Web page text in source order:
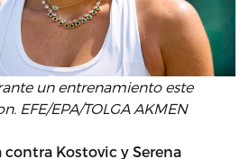
un entrenamiento este
EFE/EPA/TOLGA AKMEN
Kostovic y Serena